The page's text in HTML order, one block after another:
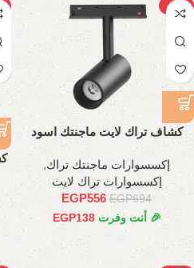
-20%
كشاف تراك لايت ماجنتك اسود
إكسسوارات ماجنتك تراك,
إكسسوارات تراك لايت
EGP694
EGP556
🎉 أنت وفرت EGP138